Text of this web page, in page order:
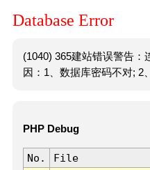
Database Error
(1040) 365建站错误警告：
因：1、数据库密码不对; 2
PHP Debug
No. File